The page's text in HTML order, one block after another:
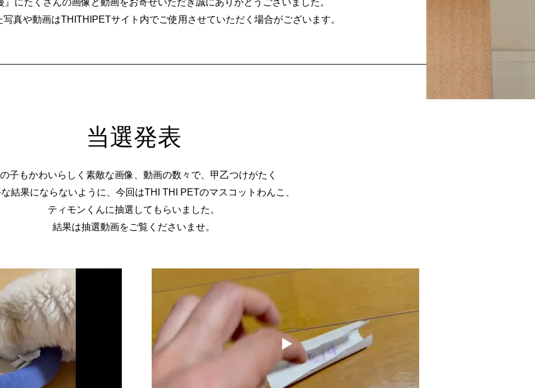
』にたくさんの画像と動画をお寄せいただき誠にありがとうございました。​
真や動画はTHITHIPETサイト内でご使用させていただく場合がございます。
当選発表
子もかわいらしく素敵な画像、動画の数々で、甲乙つけがたく
結果にならないように、今回はTHI THI PETのマスコットわんこ、
ティモンくんに抽選してもらいました。
結果は抽選動画をご覧くださいませ。